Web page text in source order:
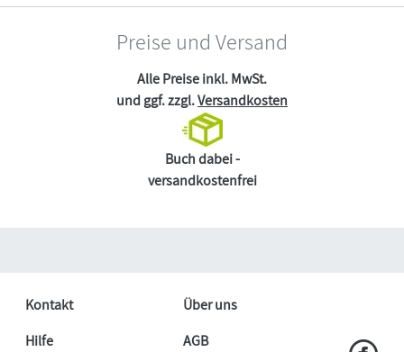
Preise und Versand
Alle Preise inkl. MwSt.
und ggf. zzgl.Versandkosten
Buch dabei -
versandkostenfrei
Kontakt
Über uns
Hilfe
AGB